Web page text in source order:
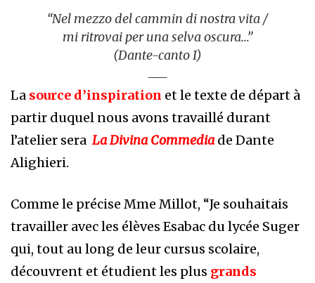
“Nel mezzo del cammin di nostra vita /
mi ritrovai per una selva oscura…”
(Dante-canto I)
La source d’inspiration et le texte de départ à
partir duquel nous avons travaillé durant
l’atelier sera La Divina Commedia de Dante
Alighieri.
Comme le précise Mme Millot, “Je souhaitais
travailler avec les élèves Esabac du lycée Suger
qui, tout au long de leur cursus scolaire,
découvrent et étudient les plus grands